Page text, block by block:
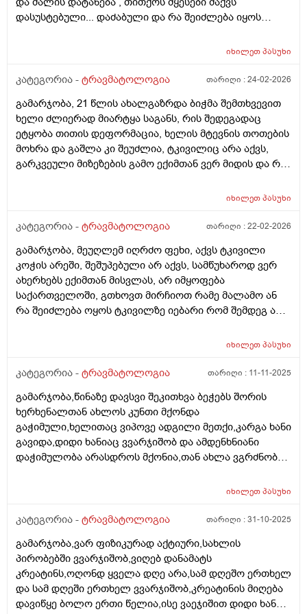
sakmaod damglelloa da xshirad vdgebi da ro davdivar da an
ოთხი დღეა,მაგრქმ შედეგი არ მაქვს,რას მიეჩრვთ
როგორ მოვიქცე?ტკივილზე მიწევს მუშაობა ყველა
დასუსტებული... დაძაბული და რა შეიძლება იყოს
ვგულისხმობ მაზებს? ასაკი 59 წელი, წონა 68კგ,
იხილეთპასუხი
კატეგორია - ტრავმატოლოგია თარიღი :24-02-2026
გამარჯობა, 21 წლის ახალგაზრდა ბიჭმა შემთხვევით
ხელი ძლიერად მიარტყა საგანს, რის შედეგადაც
ეტყობა თითის დეფორმაცია, ხელის მტევნის თოთების
მოხრა და გაშლა კი შეუძლია, ტკივილიც არა აქვს,
გარკვეული მიზეზების გამო ექიმთან ვერ მიდის და რა
იხილეთპასუხი
კატეგორია - ტრავმატოლოგია თარიღი :22-02-2026
გამარჯობა, მეუღლემ იღრძო ფეხი, აქვს ტკივილი
კოჭის არეში, შეშუპებული არ აქვს, სამწუხაროდ ვერ
ახერხებს ექიმთან მისვლას, არ იმყოფება
საქართველოში, გთხოვთ მირჩიოთ რამე მალამო ან
რა შეიძლება ოყოს ტკივილზე იებარი რომ შემდეგ არ
ვენების ოპერაცია აქვს გაკეთებული წინასწარ დიდი
იხილეთპასუხი
კატეგორია - ტრავმატოლოგია თარიღი : 11-11-2025
გამარჯობა,წინაზე დავსვი შეკითხვა ბეჭებს შორის
ხერხენალთან ახლოს კუნთი მქონდა
გაჭიმული,ხელითაც ვიპოვე ადგილი მეთქი,კარგა ხანი
გავიდა,დიდი ხანიაც ვვარჯიშობ და ამდენხნიანი
დაჭიმულობა არასდროს მქონია,თან ახლა ვგრძნობ
გაშეშება რომ იცი,კისრის კუნთიდან დაწყებული
ხერხემლის გბერდით,იქედან აქედან,ცოტათი კისერიც
რაეაცაზეც მეჭიმება კუნთი,ნებიმიერ ადგილას,არადა
ვვარჯიშობდი სულ,კრეატინს კოლაგენს ვსვამდი,კაი
ფორმაში ვიყავი და ახლა თითქოს რესურსი მაქვს
ამოწურულიო პატარა რაღაცაზრც კუნთი
მიზიანდება,რამ შეიძლება გამოიწვიოს ასეთი რამ?ასე
იხილეთპასუხი
კატეგორია - ტრავმატოლოგია თარიღი :31-10-2025
გამარჯობა,ვარ ფიზიკურად აქტიური,სახლის
პირობებში ვვარჯიშობ,ვიღებ დანამატს
კრეატინს,ოღონდ ყველა დღე არა,სამ დღეშო ერთხელ
და სამ დღეში ერთხელ ვვარჯიშობ,კრეატინის მიღება
დავიწყე ბოლო ერთი წელია,ისე ვაეჯიშით დიდი ხანია